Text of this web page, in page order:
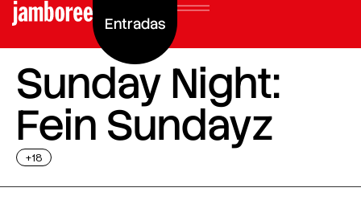
Entradas
Sunday Night:
Fein Sundayz
+18